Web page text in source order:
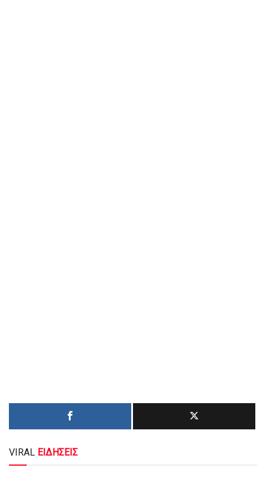
VIRAL ΕΙΔΗΣΕΙΣ